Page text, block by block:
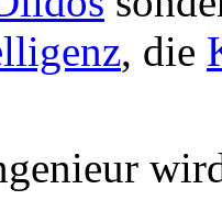
, die